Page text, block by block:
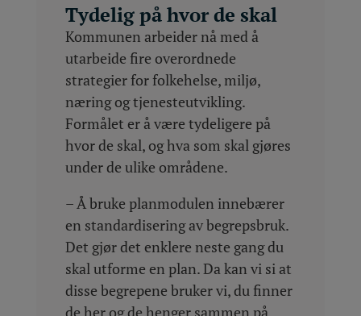
Tydelig på hvor de skal
Kommunen arbeider nå med å
utarbeide fire overordnede
strategier for folkehelse, miljø,
næring og tjenesteutvikling.
Formålet er å være tydeligere på
hvor de skal, og hva som skal gjøres
under de ulike områdene.
– Å bruke planmodulen innebærer
en standardisering av begrepsbruk.
Det gjør det enklere neste gang du
skal utforme en plan. Da kan vi si at
disse begrepene bruker vi, du finner
de her og de henger sammen på